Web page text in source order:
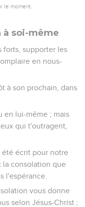
le moment.
à soi-même
forts, supporter les
en nous-
à son prochain, dans
en lui-même ; mais
qui t'outragent,
été écrit pour notre
la consolation que
l'espérance.
vous donne
selon Jésus-Christ ;